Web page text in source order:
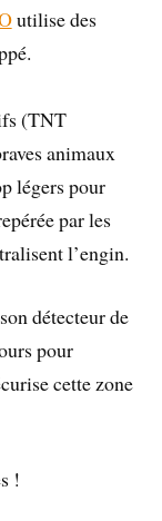
utilise des
(TNT
animaux
légers pour
par les
l’engin.
détecteur de
pour
cette zone
!